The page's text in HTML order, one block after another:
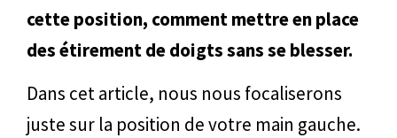
cette position, comment mettre en place
des étirement de doigts sans se blesser.
Dans cet article, nous nous focaliserons
juste sur la position de votre main gauche.